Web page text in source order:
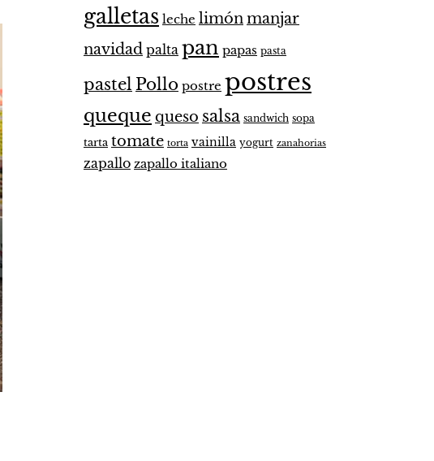
galletas leche limónmanjar
navidad palta pan papas pasta
pastel Pollo postre postres
queque queso salsa sandwich sopa
tarta tomate torta vainilla yogurt zanahorias
zapallo zapallo italiano